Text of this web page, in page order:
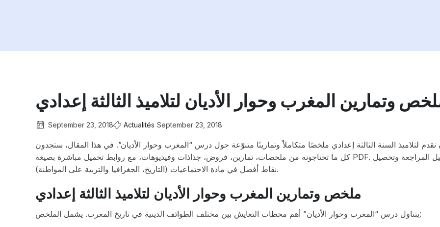
وتمارين المغرب وحوار الأديان لتلاميذ الثالثة إعدادي
September 23, 2018 Actualités September 23, 2018
نقدم لتلاميذ السنة الثالثة إعدادي ملخصًا متكاملاً وتمارينًا متنوّعة حول درس “المغرب وحوار الأديان”. في هذا المقال، ستجدون
كل ما تحتاجونه من ملخصات، تمارين، فروض، جذاذات وفيديوهات، مع روابط تحميل مباشرة بصيغة PDF. هدفنا تسهيل المراجعة وتحصيل
نقاط أفضل في مادة الاجتماعيات (التاريخ، الجغرافيا والتربية على المواطنة).
ملخص وتمارين المغرب وحوار الأديان لتلاميذ الثالثة إعدادي
يتناول درس “المغرب وحوار الأديان” أهم محطات التعايش بين مختلف الطوائف الدينية في تاريخ المغرب. يشمل الملخص: